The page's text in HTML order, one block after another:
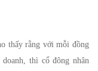
thấy rằng với mỗi đồng
thì cổ đông nhân